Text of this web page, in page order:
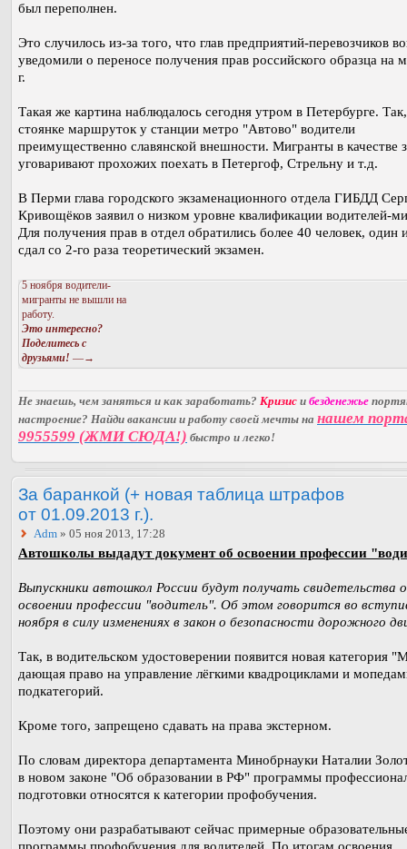
был переполнен.
Это случилось из-за того, что глав предприятий-перевозчиков
уведомили о переносе получения прав российского образца на
г.
Такая же картина наблюдалось сегодня утром в Петербурге.
стоянке маршруток у станции метро "Автово" водители
преимущественно славянской внешности. Мигранты в качестве
уговаривают прохожих поехать в Петергоф, Стрельну и т.д.
В Перми глава городского экзаменационного отдела ГИБДД
Кривощёков заявил о низком уровне квалификации водителей-
Для получения прав в отдел обратились более 40 человек, один
сдал со 2-го раза теоретический экзамен.
5 ноября водители-
мигранты не вышли на
работу.
Это интересно?
Поделитесь с
друзьями! —→
Не знаешь, чем заняться и как заработать? Кризис и безденежье
настроение? Найди вакансии и работу своей мечты на нашем
9955599 (ЖМИ СЮДА!) быстро и легко!
За баранкой (+ новая таблица штрафов
от 01.09.2013 г.).
Adm » 05 ноя 2013, 17:28
Автошколы выдадут документ об освоении профессии
Выпускники автошкол России будут получать свидетельства
освоении профессии "водитель". Об этом говорится во
ноября в силу изменениях в закон о безопасности дорожного
Так, в водительском удостоверении появится новая категория
дающая право на управление лёгкими квадроциклами и
подкатегорий.
Кроме того, запрещено сдавать на права экстерном.
По словам директора департамента Минобрнауки Наталии
в новом законе "Об образовании в РФ" программы
подготовки относятся к категории профобучения.
Поэтому они разрабатывают сейчас примерные